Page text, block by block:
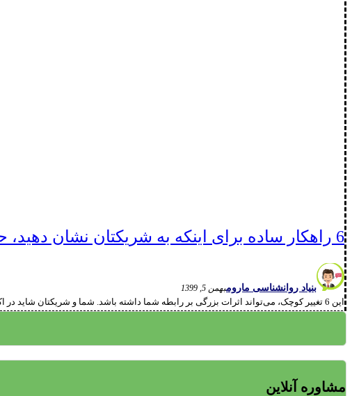
6 راهکار ساده برای اینکه به شریکتان نشان دهید، حواستان هست!
بنیاد روانشناسی مارومبهمن 5, 1399
این 6 تغییر کوچک، می‌­تواند اثرات بزرگی بر رابطه­ شما داشته باشد. شما و شریکتان شاید در اکثر مواقع با یکدیگر کنار بیایید، سازگار باشید و جز در موارد پیش پا افتاده و به ندرت با یکدیگر بحث کنید. داشتن ...
مشاوره آنلاین